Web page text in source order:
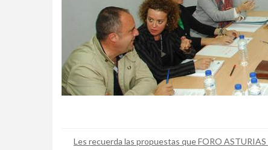
Les recuerda las propuestas que FORO